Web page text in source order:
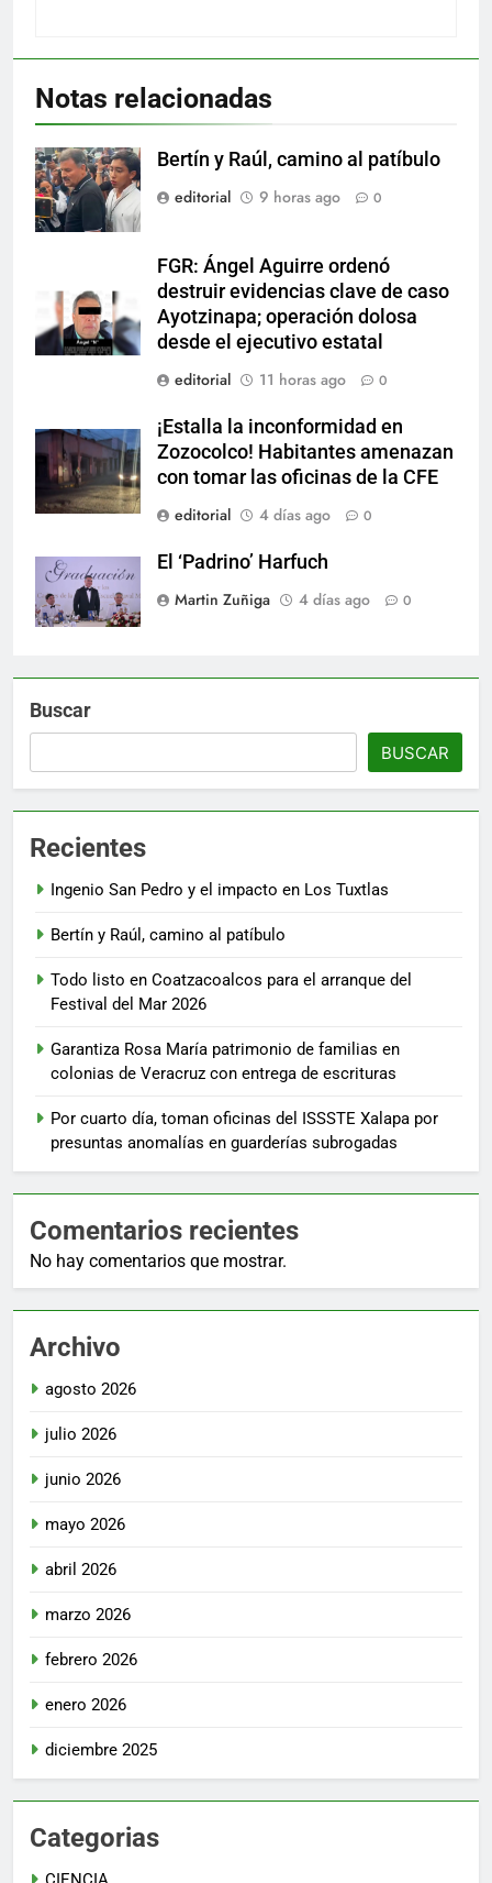
Notas relacionadas
Bertín y Raúl, camino al patíbulo
editorial
9 horas ago 0
FGR: Ángel Aguirre ordenó
destruir evidencias clave de caso
Ayotzinapa; operación dolosa
desde el ejecutivo estatal
editorial
11 horas ago 0
¡Estalla la inconformidad en
Zozocolco! Habitantes amenazan
con tomar las oficinas de la CFE
editorial
4 días ago 0
El ‘Padrino’ Harfuch
Martin Zuñiga
4 días ago 0
Buscar
BUSCAR
Recientes
Ingenio San Pedro y el impacto en Los Tuxtlas
Bertín y Raúl, camino al patíbulo
Todo listo en Coatzacoalcos para el arranque del
Festival del Mar 2026
Garantiza Rosa María patrimonio de familias en
colonias de Veracruz con entrega de escrituras
Por cuarto día, toman oficinas del ISSSTE Xalapa por
presuntas anomalías en guarderías subrogadas
Comentarios recientes
No hay comentarios que mostrar.
Archivo
agosto 2026
julio 2026
junio 2026
mayo 2026
abril 2026
marzo 2026
febrero 2026
enero 2026
diciembre 2025
Categorias